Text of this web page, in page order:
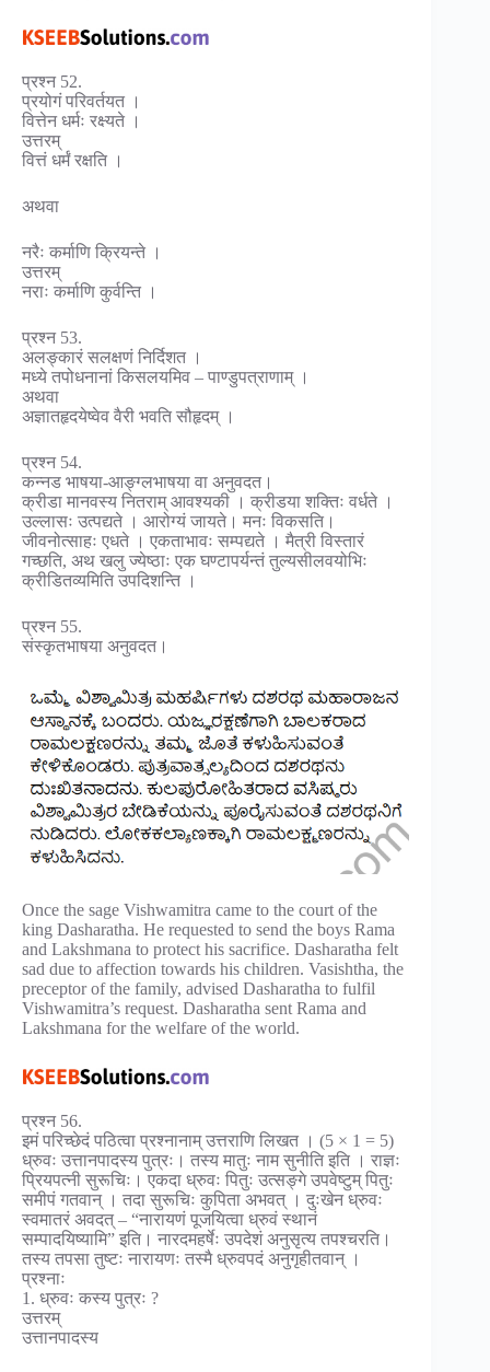
प्रश्न 52.
प्रयोगं परिवर्तयत ।
वित्तेन धर्मः रक्ष्यते ।
उत्तरम्
वित्तं धर्मं रक्षति ।
अथवा
नरैः कर्माणि क्रियन्ते ।
उत्तरम्
नराः कर्माणि कुर्वन्ति ।
प्रश्न 53.
अलङ्कारं सलक्षणं निर्दिशत ।
मध्ये तपोधनानां किसलयमिव – पाण्डुपत्राणाम् ।
अथवा
अज्ञातहृदयेष्वेव वैरी भवति सौहृदम् ।
प्रश्न 54.
कन्नड भाषया-आङ्ग्लभाषया वा अनुवदत।
क्रीडा मानवस्य नितराम् आवश्यकी । क्रीडया शक्तिः वर्धते ।
उल्लासः उत्पद्यते । आरोग्यं जायते। मनः विकसति।
जीवनोत्साहः एधते । एकताभावः सम्पद्यते । मैत्री विस्तारं
गच्छति, अथ खलु ज्येष्ठाः एक घण्टापर्यन्तं तुल्यसीलवयोभिः
क्रीडितव्यमिति उपदिशन्ति ।
प्रश्न 55.
संस्कृतभाषया अनुवदत।
Once the sage Vishwamitra came to the court of the
king Dasharatha. He requested to send the boys Rama
and Lakshmana to protect his sacrifice. Dasharatha felt
sad due to affection towards his children. Vasishtha, the
preceptor of the family, advised Dasharatha to fulfil
Vishwamitra’s request. Dasharatha sent Rama and
Lakshmana for the welfare of the world.
प्रश्न 56.
इमं परिच्छेदं पठित्वा प्रश्नानाम् उत्तराणि लिखत । (5 × 1 = 5)
ध्रुवः उत्तानपादस्य पुत्रः। तस्य मातुः नाम सुनीति इति । राज्ञः
प्रियपत्नी सुरूचिः। एकदा ध्रुवः पितुः उत्सङ्गे उपवेष्टुम् पितुः
समीपं गतवान् । तदा सुरूचिः कुपिता अभवत् । दुःखेन ध्रुवः
स्वमातरं अवदत् – “नारायणं पूजयित्वा ध्रुवं स्थानं
सम्पादयिष्यामि” इति। नारदमहर्षेः उपदेशं अनुसृत्य तपश्चरति।
तस्य तपसा तुष्टः नारायणः तस्मै ध्रुवपदं अनुगृहीतवान् ।
प्रश्नाः
1. ध्रुवः कस्य पुत्रः ?
उत्तरम्
उत्तानपादस्य